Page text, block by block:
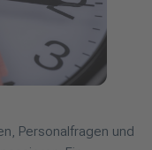
Personalfragen und